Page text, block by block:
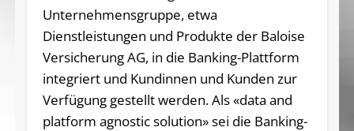
Unternehmensgruppe, etwa
Dienstleistungen und Produkte der Baloise
Versicherung AG, in die Banking-Plattform
integriert und Kundinnen und Kunden zur
Verfügung gestellt werden. Als «data and
platform agnostic solution» sei die Banking-